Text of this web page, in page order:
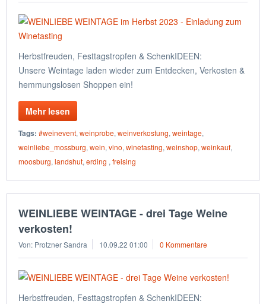
Herbstfreuden, Festtagstropfen & SchenkIDEEN:
Unsere Weintage laden wieder zum Entdecken, Verkosten &
hemmungslosen Shoppen ein!
Mehr lesen
Tags: #weinevent, weinprobe, weinverkostung, weintage,
weinliebe_mossburg, wein, vino, winetasting, weinshop, weinkauf,
moosburg, landshut, erding , freising
WEINLIEBE WEINTAGE - drei Tage Weine
verkosten!
Von: Protzner Sandra 10.09.22 01:00 0 Kommentare
Herbstfreuden, Festtagstropfen & SchenkIDEEN: